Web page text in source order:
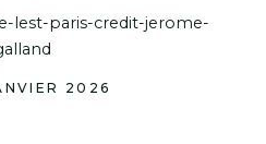
lest-paris-credit-jerome-
2026